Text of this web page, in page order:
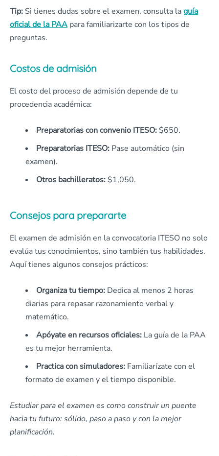
Tip: Si tienes dudas sobre el examen, consulta laguía
oficial de la PAA para familiarizarte con los tipos de
preguntas.
Costos de admisión
El costo del proceso de admisión depende de tu
procedencia académica:
Preparatorias con convenio ITESO: $650.
Preparatorias ITESO: Pase automático (sin
examen).
Otros bachilleratos: $1,050.
Consejos para prepararte
El examen de admisión en la convocatoria ITESO no solo
evalúa tus conocimientos, sino también tus habilidades.
Aquí tienes algunos consejos prácticos:
Organiza tu tiempo: Dedica al menos 2 horas
diarias para repasar razonamiento verbal y
matemático.
Apóyate en recursos oficiales: La guía de la PAA
es tu mejor herramienta.
Practica con simuladores: Familiarízate con el
formato de examen y el tiempo disponible.
Estudiar para el examen es como construir un puente
hacia tu futuro: sólido, paso a paso y con la mejor
planificación.